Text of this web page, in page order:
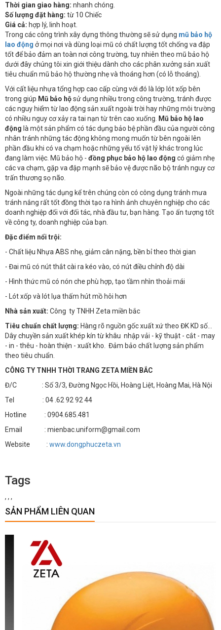
Thời gian giao hàng: nhanh chóng.
Số lượng đặt hàng: từ 10 Chiếc
Giá cả: hợp lý, linh hoạt.
Trong các công trình xây dựng thông thường sẽ sử dụng mũ bảo hộ
lao động ở mọi nơi và dùng loại mũ có chất lượng tốt chống va đập
tốt để bảo đảm an toàn nơi công trường, tuy nhiên theo mũ bảo hộ
dưới đây chúng tôi xin giới thiệu dành cho các phân xưởng sản xuất
tiêu chuẩn mũ bảo hộ thường nhẹ và thoáng hơn (có lỗ thoáng).
Với cất liệu nhựa tổng hợp cao cấp cùng với đó là lớp lót xốp bên
trong giúp Mũ bảo hộsử dụng nhiều trong công trường, tránh được
các nguy hiểm từ lao động sản xuất ngoài trời hay những môi trường
có nhiều nguy cơ xảy ra tai nạn từ trên cao xuống. Mũ bảo hộ lao
động là một sản phẩm có tác dụng bảo bệ phần đầu của người công
nhân tránh những tác động không mong muốn từ bên ngoài lên
phần đầu khi có va chạm hoặc những yếu tố vật lý khác trong lúc
đang làm việc. Mũ bảo hộ - đồng phục bảo hộ lao động có giảm nhẹ
các va chạm, gặp va đập mạnh sẽ bảo vệ được não bộ tránh nguy cơ
trấn thương sọ não.
Ngoài những tác dụng kể trên chúng còn có công dụng tránh mưa
tránh nắng rất tốt đồng thời tạo ra hình ảnh chuyên nghiệp cho các
doanh nghiệp đối với đối tác, nhà đầu tư, bạn hàng. Tạo ấn tượng tốt
về công ty, doanh nghiệp của bạn.
Đặc điểm nổi trội:
- Chất liệu Nhựa ABS nhẹ, giảm cân nặng, bền bỉ theo thời gian
- Đai mũ có nút thắt cài ra kéo vào, có nút điều chỉnh độ dài
- Hình thức mũ có nón che phù hợp, tạo tầm nhìn thoải mái
- Lót xốp và lót lụa thấm hút mồ hôi hơn
Nhà sản xuất: Công ty TNHH Zeta miền bắc
Tiêu chuẩn chất lượng: Hàng rõ nguồn gốc xuất xứ theo ĐK KD số…
Dây chuyền sản xuất khép kín từ khâu nhập vải - kỹ thuật - cắt - may
- in - thêu - hoàn thiện - xuất kho. Đảm bảo chất lượng sản phẩm
theo tiêu chuẩn.
CÔNG TY TNHH THỜI TRANG ZETA MIỀN BẮC
Đ/C : Số 3/3, Đường Ngọc Hồi, Hoàng Liệt, Hoàng Mai, Hà Nội
Tel : 04 .62 92 92 44
Hotline : 0904.685.481
Email : mienbac.uniform@gmail.com
Website : www.dongphuczeta.vn
Tags
, , ,
SẢN PHẨM LIÊN QUAN